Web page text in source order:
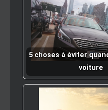
5 choses à éviter
voiture